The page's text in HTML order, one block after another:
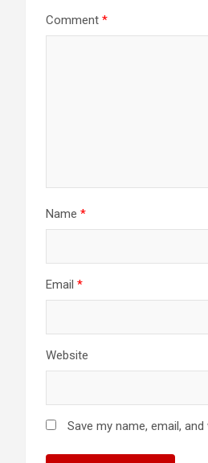
Comment *
Name *
Email *
Website
Save my name, email,